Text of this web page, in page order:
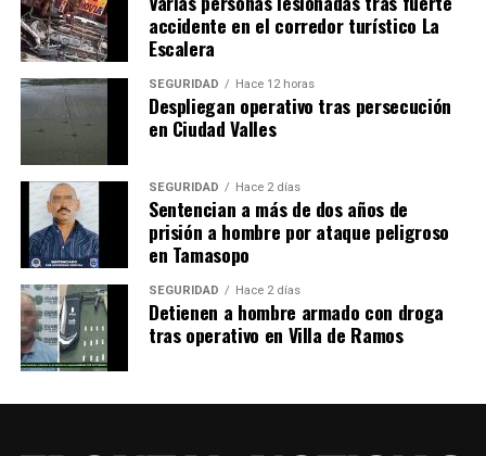
accidente en el corredor turístico La
Escalera
SEGURIDAD Hace 12 horas
Despliegan operativo tras persecución
en Ciudad Valles
SEGURIDAD Hace 2 días
Sentencian a más de dos años de
prisión a hombre por ataque peligroso
en Tamasopo
SEGURIDAD Hace 2 días
Detienen a hombre armado con droga
tras operativo en Villa de Ramos